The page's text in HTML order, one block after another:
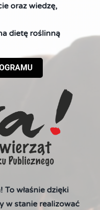
oraz wiedzę,
dietę roślinną
To właśnie dzięki
w stanie realizować